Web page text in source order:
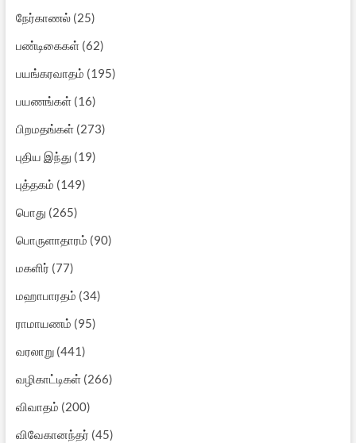
நேர்காணல்(25)
பண்டிகைகள்(62)
பயங்கரவாதம் (195)
பயணங்கள்(16)
பிறமதங்கள்(273)
புதிய இந்து (19)
புத்தகம் (149)
பொது (265)
பொருளாதாரம் (90)
மகளிர் (77)
மஹாபாரதம் (34)
ராமாயணம் (95)
வரலாறு(441)
வழிகாட்டிகள்(266)
விவாதம் (200)
விவேகானந்தர் (45)